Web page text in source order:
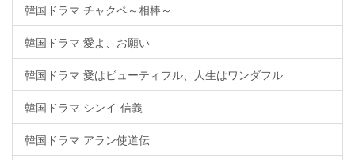
韓国ドラマ チャクペ～相棒～
韓国ドラマ 愛よ、お願い
韓国ドラマ 愛はビューティフル、人生はワンダフル
韓国ドラマ シンイ-信義-
韓国ドラマ アラン使道伝